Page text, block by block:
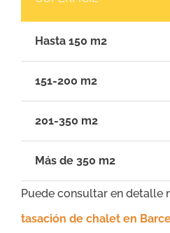
Hasta 150 m2
151-200 m2
201-350 m2
Más de 350 m2
Puede consultar en detalle
tasación de chalet en